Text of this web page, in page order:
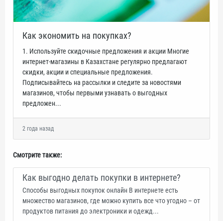
Как экономить на покупках?
1. Используйте скидочные предложения и акции Многие
интернет-магазины в Казахстане регулярно предлагают
скидки, акции и специальные предложения.
Подписывайтесь на рассылки и следите за новостями
магазинов, чтобы первыми узнавать о выгодных
предложен...
2 года назад
Смотрите также:
Как выгодно делать покупки в интернете?
Способы выгодных покупок онлайн В интернете есть
множество магазинов, где можно купить все что угодно – от
продуктов питания до электроники и одежд...